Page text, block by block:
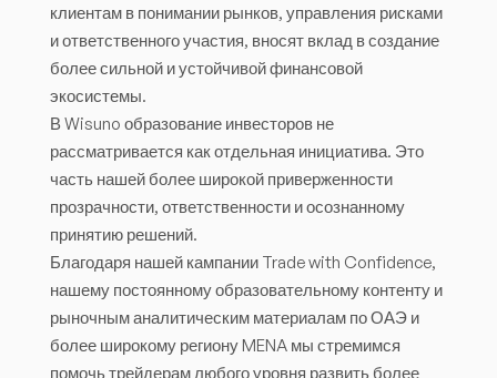
клиентам в понимании рынков, управления рисками
и ответственного участия, вносят вклад в создание
более сильной и устойчивой финансовой
экосистемы.
В Wisuno образование инвесторов не
рассматривается как отдельная инициатива. Это
часть нашей более широкой приверженности
прозрачности, ответственности и осознанному
принятию решений.
Благодаря нашей кампании Trade with Confidence,
нашему постоянному образовательному контенту и
рыночным аналитическим материалам по ОАЭ и
более широкому региону MENA мы стремимся
помочь трейдерам любого уровня развить более